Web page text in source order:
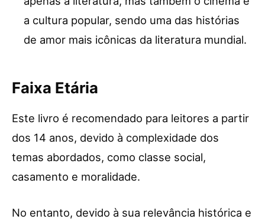
a cultura popular, sendo uma das histórias
de amor mais icônicas da literatura mundial.
Faixa Etária
Este livro é recomendado para leitores a partir
dos 14 anos, devido à complexidade dos
temas abordados, como classe social,
casamento e moralidade.
No entanto, devido à sua relevância histórica e